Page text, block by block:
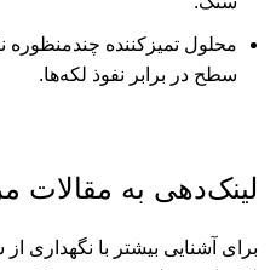
محلول تمیزکننده چندمنظوره
سطح در برابر نفوذ لکه‌ها.
لینک‌دهی به مقالات
برای آشنایی بیشتر با نگهداری